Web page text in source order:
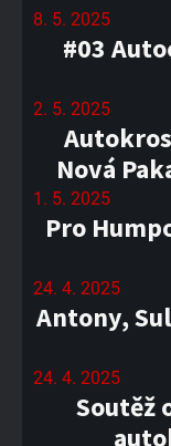
8. 5. 2025
#03
2. 5. 2025
Nová
1. 5. 2025
Pro
24. 4. 2025
Antony,
24. 4. 2025
Soutěž